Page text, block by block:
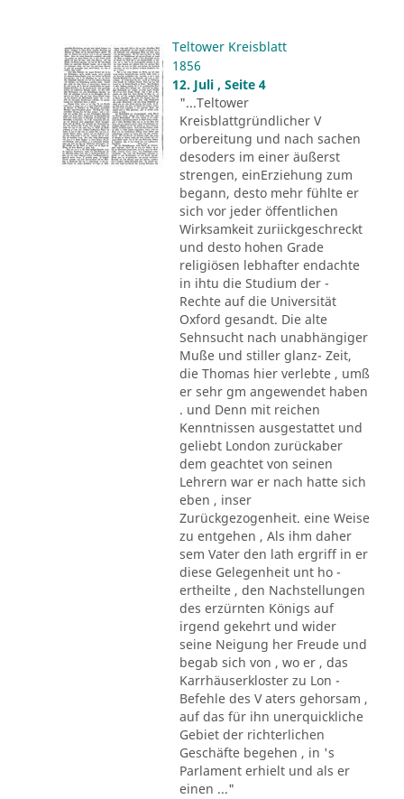
Teltower Kreisblatt
1856
12. Juli , Seite 4
"...Teltower
Kreisblattgründlicher V
orbereitung und nach sachen
desoders im einer äußerst
strengen, einErziehung zum
begann, desto mehr fühlte er
sich vor jeder öffentlichen
Wirksamkeit zuriickgeschreckt
und desto hohen Grade
religiösen lebhafter endachte
in ihtu die Studium der -
Rechte auf die Universität
Oxford gesandt. Die alte
Sehnsucht nach unabhängiger
Muße und stiller glanz- Zeit,
die Thomas hier verlebte , umß
er sehr gm angewendet haben
. und Denn mit reichen
Kenntnissen ausgestattet und
geliebt London zurückaber
dem geachtet von seinen
Lehrern war er nach hatte sich
eben , inser
Zurückgezogenheit. eine Weise
zu entgehen , Als ihm daher
sem Vater den lath ergriff in er
diese Gelegenheit unt ho -
ertheilte , den Nachstellungen
des erzürnten Königs auf
irgend gekehrt und wider
seine Neigung her Freude und
begab sich von , wo er , das
Karrhäuserkloster zu Lon -
Befehle des V aters gehorsam ,
auf das für ihn unerquickliche
Gebiet der richterlichen
Geschäfte begehen , in 's
Parlament erhielt und als er
einen ..."